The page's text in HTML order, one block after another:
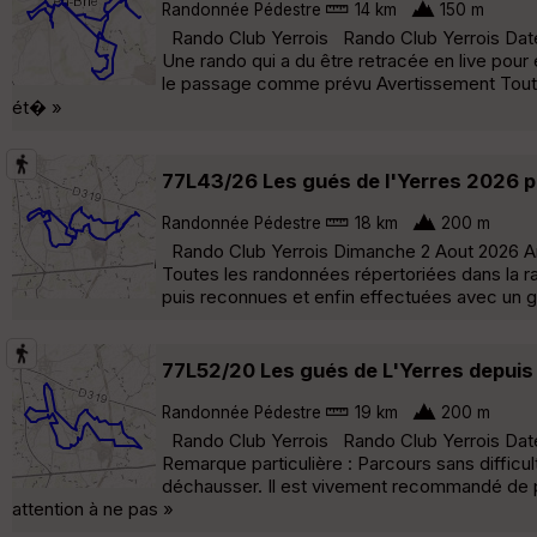
Randonnée Pédestre 14 km 150 m
Rando Club Yerrois Rando Club Yerrois
Une rando qui a du être retracée en live
le passage comme prévu Avertissement
ét� »
77L43/26 Les gués de l'Yerres 2026
Randonnée Pédestre 18 km 200 m
Rando Club Yerrois Dimanche 2 Aout
Toutes les randonnées répertoriées dans la
puis reconnues et enfin effectuées avec un
77L52/20 Les gués de L'Yerres
Randonnée Pédestre 19 km 200 m
Rando Club Yerrois Rando Club Yerrois
Remarque particulière : Parcours sans
déchausser. Il est vivement recommandé
attention à ne pas »